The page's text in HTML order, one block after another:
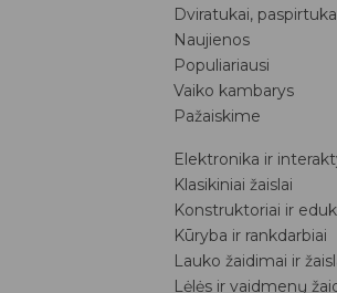
Dviratukai,
Naujienos
Populiariausi
Vaiko kambarys
Pažaiskime
Elektronika ir
Klasikiniai žaislai
Konstruktoriai ir
Kūryba ir rankdarbiai
Lauko žaidimai ir
Lėlės ir vaidmenų